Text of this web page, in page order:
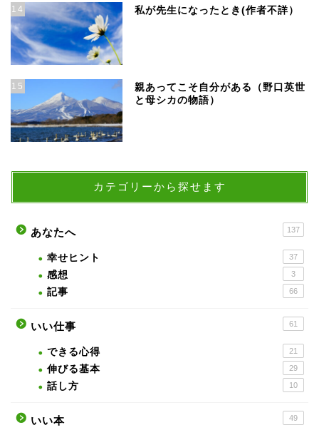
14 私が先生になったとき(作者不詳）
15
親あってこそ自分がある（野口英世
と母シカの物語）
カテゴリーから探せます
あなたへ 137
幸せヒント 37
感想 3
記事 66
いい仕事 61
できる心得 21
伸びる基本 29
話し方 10
いい本 49